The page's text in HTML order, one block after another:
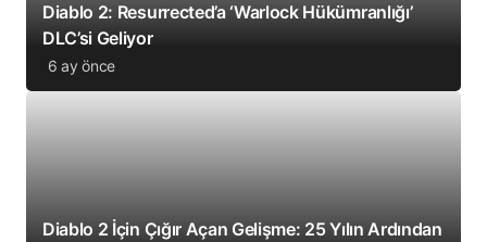
Diablo 2: Resurrected’a ‘Warlock Hükümranlığı’
DLC’si Geliyor
6 ay önce
Diablo 2 İçin Çığır Açan Gelişme: 25 Yılın Ardından